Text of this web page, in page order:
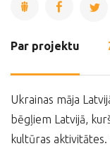
Par projektu
Ukrainas māja
bēgļiem Latvijā,
kultūras